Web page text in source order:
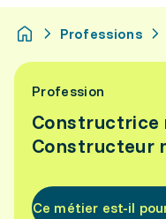
Professions
Profession
Constructrice
Constructeur
Ce métier est-il